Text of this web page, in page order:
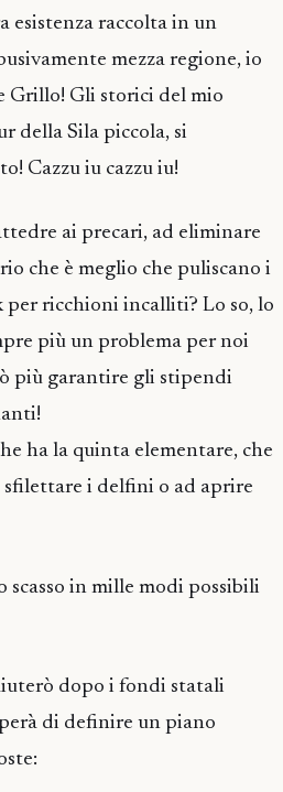
esistenza raccolta in un
mezza regione, io
Grillo! Gli storici del mio
della Sila piccola, si
Cazzu iu cazzu iu!
ai precari, ad eliminare
che è meglio che puliscano i
per ricchioni incalliti? Lo so, lo
più un problema per noi
più garantire gli stipendi
ha la quinta elementare, che
sfilettare i delfini o ad aprire
in mille modi possibili
dopo i fondi statali
di definire un piano